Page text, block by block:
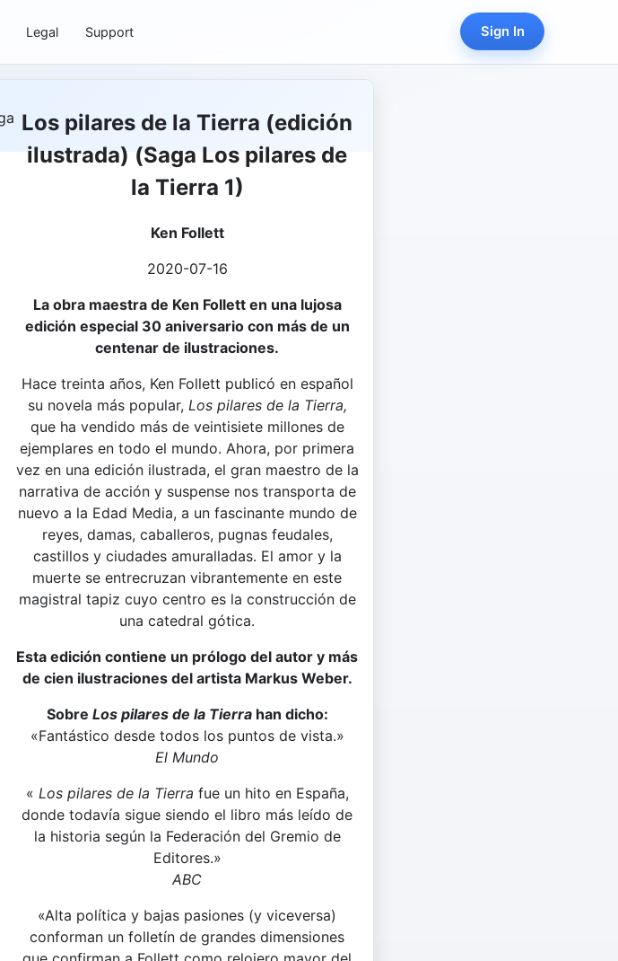
Legal Support Sign In
Los pilares de la Tierra (edición
ilustrada) (Saga Los pilares de
la Tierra 1)
Ken Follett
2020-07-16
La obra maestra de Ken Follett en una lujosa
edición especial 30 aniversario con más de un
centenar de ilustraciones.
Hace treinta años, Ken Follett publicó en español
su novela más popular, Los pilares de la Tierra,
que ha vendido más de veintisiete millones de
ejemplares en todo el mundo. Ahora, por primera
vez en una edición ilustrada, el gran maestro de la
narrativa de acción y suspense nos transporta de
nuevo a la Edad Media, a un fascinante mundo de
reyes, damas, caballeros, pugnas feudales,
castillos y ciudades amuralladas. El amor y la
muerte se entrecruzan vibrantemente en este
magistral tapiz cuyo centro es la construcción de
una catedral gótica.
Esta edición contiene un prólogo del autor y más
de cien ilustraciones del artista Markus Weber.
Sobre Los pilares de la Tierrahan dicho:
«Fantástico desde todos los puntos de vista.»
El Mundo
« Los pilares de la Tierra fue un hito en España,
donde todavía sigue siendo el libro más leído de
la historia según la Federación del Gremio de
Editores.»
ABC
«Alta política y bajas pasiones (y viceversa)
conforman un folletín de grandes dimensiones